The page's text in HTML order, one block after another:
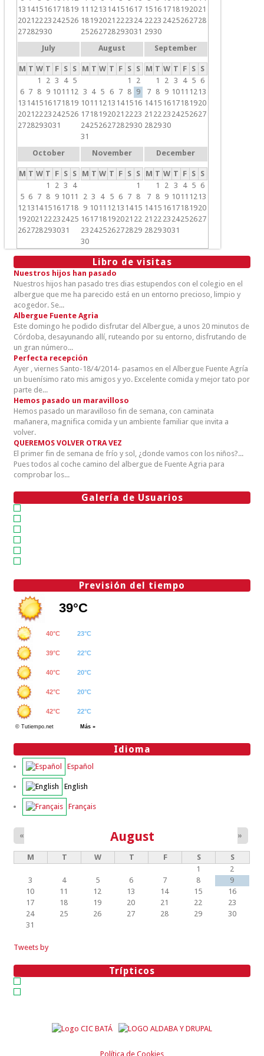
13 1415 16 17 18 19
2021 2223 242526
27282930
11 12 13 1415 16 17
18 192021 2223 24
25262728293031
15 16 17 18 192021
2223 2425262728
2930
July
M T W T F S S
1
2 3 4
5
6 7 8 9 10 11 12
13 1415 16 17 18 19
2021 2223 242526
2728293031
August
M T W T F S S
1
2
3 4 5 6 7 8
9
10 11 12 13 1415 16
17 18 192021 2223
24252627282930
31
September
M T W T F S S
1
2 3 4 5
6
7
8 9 10 11 12 13
1415 16 17 18 1920
21 22 23 24252627
282930
October
M T W T F S S
1
2 3
4
5 6 7 8 9 10 11
12 13 1415 16 17 18
192021 2223 2425
262728293031
November
M T W T F S S
1
2 3 4 5 6 7
8
9 10 11 12 13 1415
16 17 18 192021 22
23 242526272829
30
December
M T W T F S S
1
2 3 4 5
6
7
8 9 10 11 12 13
1415 16 17 18 1920
21 22 23 24252627
28293031
Libro de visitas
Nuestros hijos han pasado
Nuestros hijos han pasado tres dias estupendos con el colegio en el
albergue que me ha parecido está en un entorno precioso, limpio y
acogedor. Se...
Albergue Fuente Agria
Este domingo he podido disfrutar del Albergue, a unos 20 minutos de
Córdoba, desayunando allí, ruteando por su entorno, disfrutando de
un gran número...
Perfecta recepción
Ayer , viernes Santo-18/4/2014- pasamos en el Albergue Fuente Agría
un buenísimo rato mis amigos y yo. Excelente comida y mejor tato por
parte de...
Hemos pasado un maravilloso
Hemos pasado un maravilloso fin de semana, con caminata
mañanera, magnifica comida y un ambiente familiar que invita a
volver.
QUEREMOS VOLVER OTRA VEZ
El primer fin de semana de frío y sol, ¿donde vamos con los niños?...
Pues todos al coche camino del albergue de Fuente Agria para
comprobar los...
Galería de Usuarios
Previsión del tiempo
Idioma
Español
English
Français
August
« »
M T W T F S
S
1
2
3
4 5 6 7 8
9
10
11 12 13 14 15
16
17
18 19 20 21 22
23
24
25 26 27 28 29
30
31
Tweets by
Trípticos
Política de Cookies